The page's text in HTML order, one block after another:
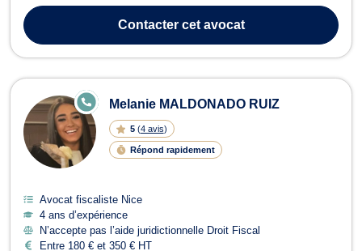
plusieurs groupes internationaux (jusqu'à 20 milliards d'euros de
chiffre d'affaires ...
Contactercet avocat
Melanie MALDONADO RUIZ
5 (4 avis)
Répond rapidement
E
N
LI
E
Avocat fiscaliste Nice
4 ans d’expérience
N’accepte pas l’aide juridictionnelle Droit Fiscal
Entre 180 € et 350 € HT